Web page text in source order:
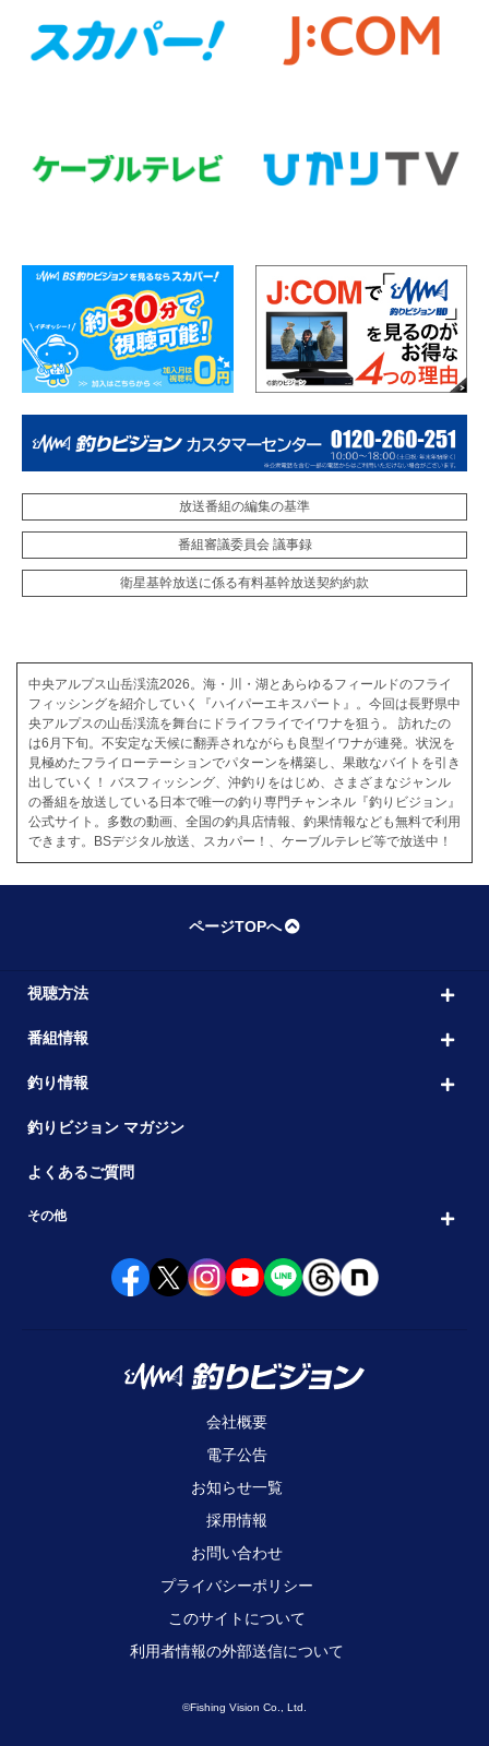
放送番組の編集の基準
番組審議委員会 議事録
衛星基幹放送に係る有料基幹放送契約約款
中央アルプス山岳渓流2026。海・川・湖とあらゆるフィールドのフライ
フィッシングを紹介していく『ハイパーエキスパート』。今回は長野県中
央アルプスの山岳渓流を舞台にドライフライでイワナを狙う。 訪れたの
は6月下旬。不安定な天候に翻弄されながらも良型イワナが連発。状況を
見極めたフライローテーションでパターンを構築し、果敢なバイトを引き
出していく！ バスフィッシング、沖釣りをはじめ、さまざまなジャンル
の番組を放送している日本で唯一の釣り専門チャンネル『釣りビジョン』
公式サイト。多数の動画、全国の釣具店情報、釣果情報なども無料で利用
できます。BSデジタル放送、スカパー！、ケーブルテレビ等で放送中！
ページTOPへ
視聴方法
番組情報
釣り情報
釣りビジョン マガジン
よくあるご質問
その他
会社概要
電子公告
お知らせ一覧
採用情報
お問い合わせ
プライバシーポリシー
このサイトについて
利用者情報の外部送信について
©Fishing Vision Co., Ltd.